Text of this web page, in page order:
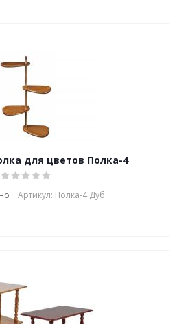
для цветов Полка-4
Артикул: Полка-4 Дуб